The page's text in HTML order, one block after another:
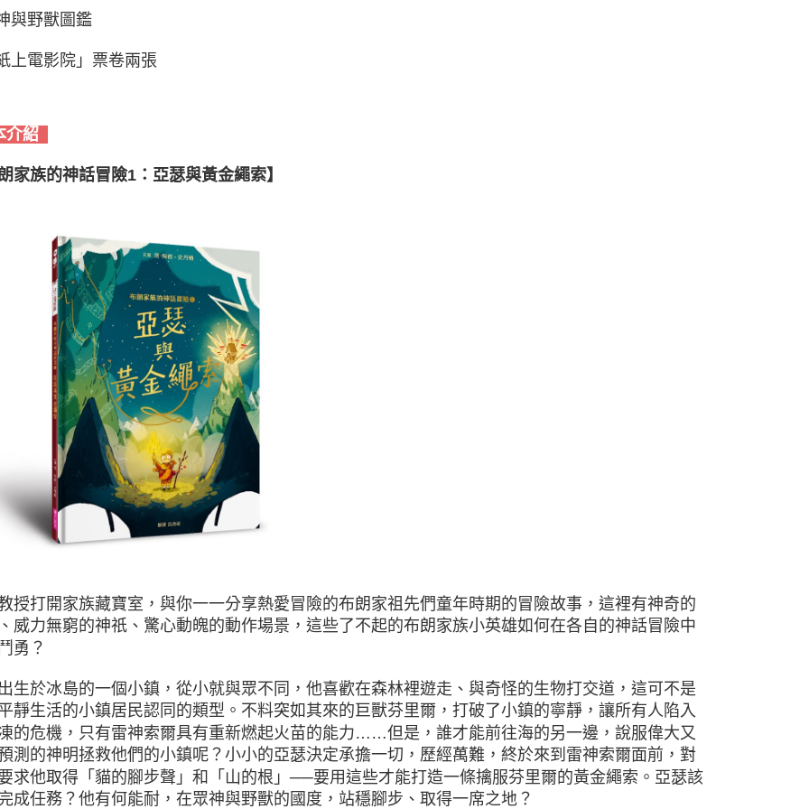
與野獸圖鑑
上電影院」票卷兩張
介紹
朗家族的神話冒險1：亞瑟與黃金繩索】
授打開家族藏寶室，與你一一分享熱愛冒險的布朗家祖先們童年時期的冒險故事，這裡有神奇的
威力無窮的神祇、驚心動魄的動作場景，這些了不起的布朗家族小英雄如何在各自的神話冒險中
勇？
生於冰島的一個小鎮，從小就與眾不同，他喜歡在森林裡遊走、與奇怪的生物打交道，這可不是
靜生活的小鎮居民認同的類型。不料突如其來的巨獸芬里爾，打破了小鎮的寧靜，讓所有人陷入
的危機，只有雷神索爾具有重新燃起火苗的能力……但是，誰才能前往海的另一邊，說服偉大又
測的神明拯救他們的小鎮呢？小小的亞瑟決定承擔一切，歷經萬難，終於來到雷神索爾面前，對
求他取得「貓的腳步聲」和「山的根」──要用這些才能打造一條擒服芬里爾的黃金繩索。亞瑟該
成任務？他有何能耐，在眾神與野獸的國度，站穩腳步、取得一席之地？